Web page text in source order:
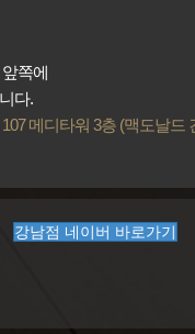
쪽에
다.
메디타워 3층 (맥도날드
강남점 네이버 바로가기